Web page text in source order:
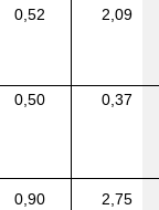
0,52 2,09
0,50 0,37
0,90 2,75